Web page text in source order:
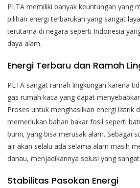
PLTA memiliki banyak keuntungan yang
pilihan energi terbarukan yang sangat
terutama di negara seperti Indonesia
daya alam.
Energi Terbaru dan Ramah
PLTA sangat ramah lingkungan karena
gas rumah kaca yang dapat
Proses untuk menghasilkan energi listrik
memerlukan bahan bakar fosil seperti
bumi, yang bisa merusak alam. Sebagai
air akan selalu ada selama alam masih
danau, menjadikannya solusi yang
Stabilitas Pasokan Energi